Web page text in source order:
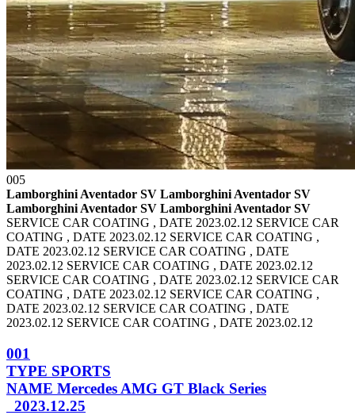
005
Lamborghini Aventador SV Lamborghini Aventador SV
Lamborghini Aventador SV Lamborghini Aventador SV
SERVICE CAR COATING , DATE 2023.02.12 SERVICE CAR
COATING , DATE 2023.02.12 SERVICE CAR COATING ,
DATE 2023.02.12 SERVICE CAR COATING , DATE
2023.02.12 SERVICE CAR COATING , DATE 2023.02.12
SERVICE CAR COATING , DATE 2023.02.12 SERVICE CAR
COATING , DATE 2023.02.12 SERVICE CAR COATING ,
DATE 2023.02.12 SERVICE CAR COATING , DATE
2023.02.12 SERVICE CAR COATING , DATE 2023.02.12
001
TYPE SPORTS
NAME Mercedes AMG GT Black Series
2023.12.25